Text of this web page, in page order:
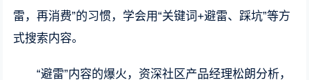
雷，再消费”的习惯，学会用“关键词+避雷、踩坑”等方
式搜索内容。
“避雷”内容的爆火，资深社区产品经理松朗分析，